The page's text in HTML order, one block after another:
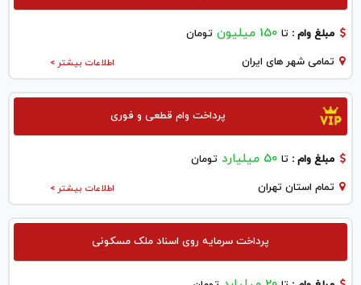
مبلغ وام : تا 150 میلیون تومان
اطلاعات بیشتر > تمامی شهر های ایران
پرداخت وام قطعی و فوری
مبلغ وام : تا 50 میلیارد تومان
اطلاعات بیشتر > تمام استان تهران
پرداخت سرمایه روی اسناد ملک مسکونی